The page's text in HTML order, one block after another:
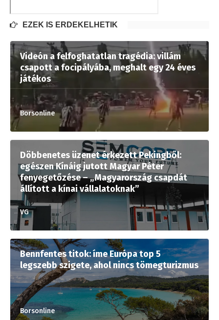
EZEK IS ÉRDEKELHETIK
Videón a felfoghatatlan tragédia: villám
csapott a focipályába, meghalt egy 24 éves
játékos
Borsonline
Döbbenetes üzenet érkezett Pekingből:
egészen Kínáig jutott Magyar Péter
fenyegetőzése – „Magyarország csapdát
állított a kínai vállalatoknak”
VG
Bennfentes titok: íme Európa top 5
legszebb szigete, ahol nincs tömegturizmus
Borsonline